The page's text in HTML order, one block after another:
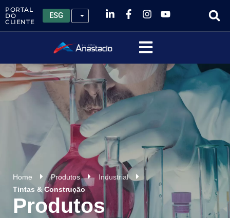
PORTAL
DO
CLIENTE
ESG
Home Produtos
Industrial
Tintas & Construção
Produtos